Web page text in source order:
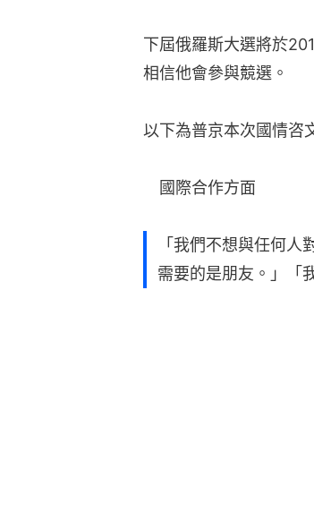
下屆俄羅斯大選將於
相信他會參與競選。
以下為普京本次國情咨
國際合作方面
「我們不想與任何
需要的是朋友。」「